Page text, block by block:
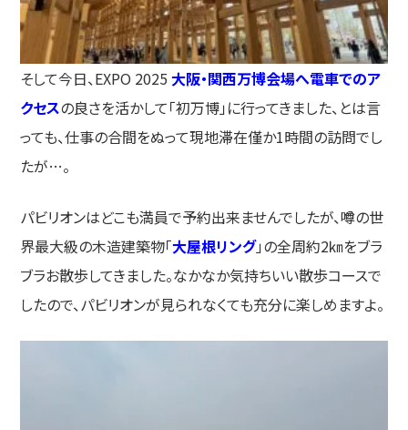
そして今日、EXPO 2025 大阪・関西万博会場へ電車でのア
クセスの良さを活かして「初万博」に行ってきました、とは言
っても、仕事の合間をぬって現地滞在僅か1時間の訪問でし
たが…。
パビリオンはどこも満員で予約出来ませんでしたが、噂の世
界最大級の木造建築物「大屋根リング」の全周約2㎞をブラ
ブラお散歩してきました。なかなか気持ちいい散歩コースで
したので、パビリオンが見られなくても充分に楽しめますよ。